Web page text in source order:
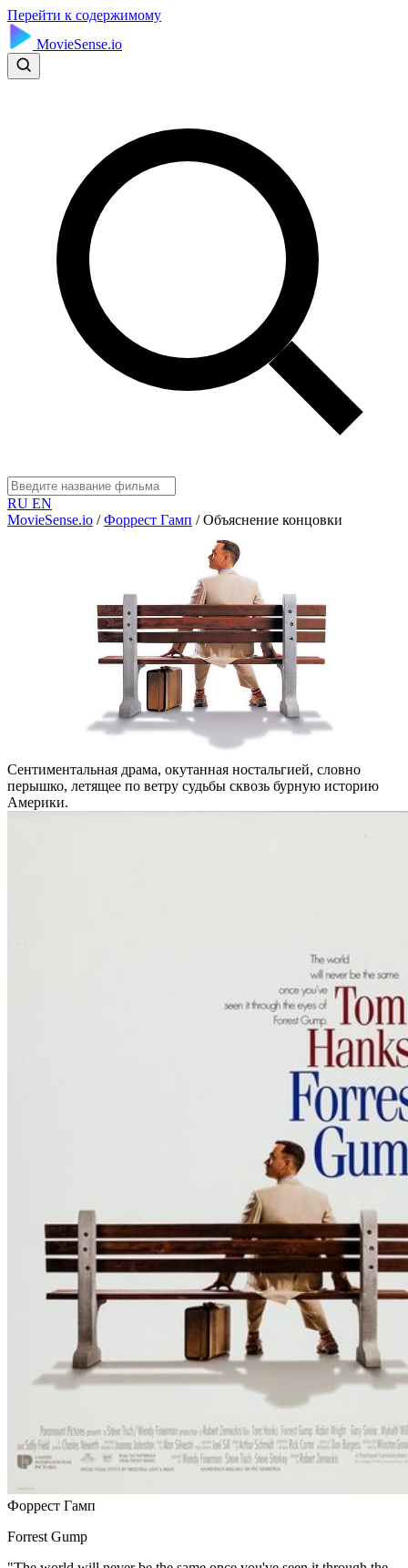
Перейти к содержимому
MovieSense.io
RU EN
MovieSense.io / Форрест Гамп / Объяснение концовки
Сентиментальная драма, окутанная ностальгией, словно
перышко, летящее по ветру судьбы сквозь бурную историю
Америки.
Форрест Гамп
Forrest Gump